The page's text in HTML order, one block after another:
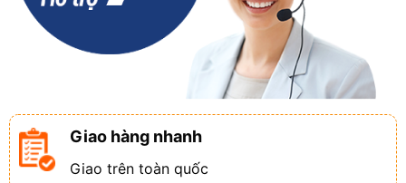
Giao hàng nhanh
Giao trên toàn quốc